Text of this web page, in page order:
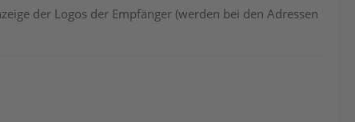
der Logos der Empfänger (werden bei den Adressen